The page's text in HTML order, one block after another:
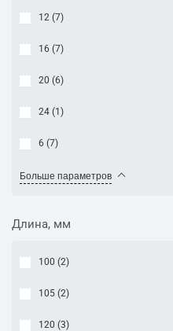
12 (7)
16 (7)
20 (6)
24 (1 )
6 (7)
Больше параметров
Длина, мм
100 (2)
105 (2)
120 (3)